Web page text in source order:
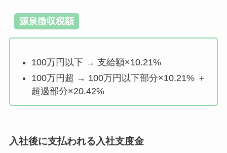
源泉徴収税額
100万円以下 → 支給額×10.21%
100万円超 → 100万円以下部分×10.21% ＋
超過部分×20.42%
入社後に支払われる入社支度金